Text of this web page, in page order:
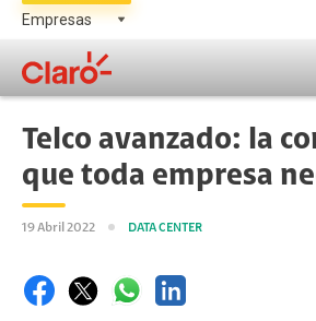
Telco avanzado: la
que toda empresa
19 Abril 2022 DATA CENTER